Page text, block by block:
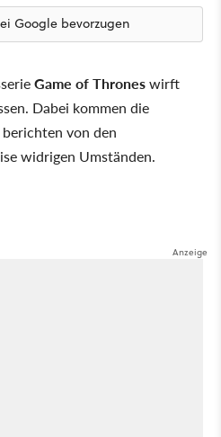
Google bevorzugen
Game of Throneswirft
Dabei kommen die
von den
widrigen Umständen.